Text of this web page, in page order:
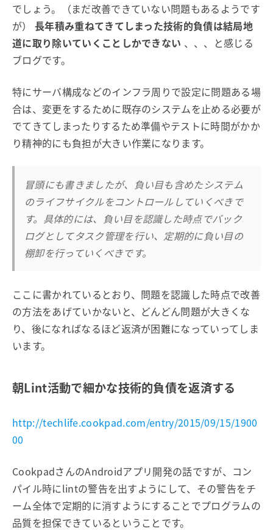
でしょう。（まだ改善できていない問題もあるようです
が） 長年積み重ねてきてしまった技術的負債は結局地
道に取り除いていくことしかできない 、、、と感じる
ブログです。
特にサーバ構成などのインフラ周りで設定に問題ある場
合は、変更をするために既存のシステムを止める必要が
でてきてしまったりするため準備やテストに時間がかか
り精神的にも負担が大きい作業になります。
冒頭にも書きましたが、負い目も含めたシステム
のライフサイクルをコントロールしていくべきで
す。具体的には、負い目を認識した時点でバック
ログとしてタスク管理を行い、定期的に負い目の
棚卸を行っていくべきです。
ここに書かれているとおり、問題を認識した時点で改善
の方法をあげていかないと、どんどん問題が大きくな
り、後になればなるほど返済が困難になっていってしま
います。
朝Lint活動で細かな技術的負債を返済する
http://techlife.cookpad.com/entry/2015/09/15/1900
00
CookpadさんのAndroidアプリ開発の話ですが、コン
パイル時にlintの警告を出すようにして、その警告をチ
ーム全体で定期的に消すようにすることでプログラムの
品質を担保できているということです。